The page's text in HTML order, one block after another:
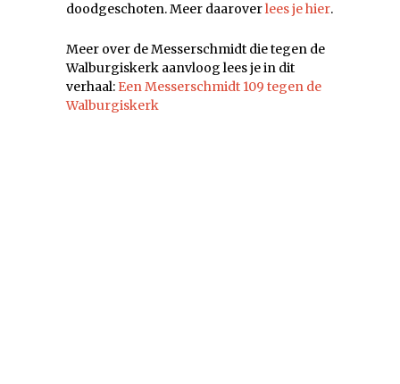
doodgeschoten. Meer daaroverlees je hier.
Meer over de Messerschmidt die tegen de
Walburgiskerk aanvloog lees je in dit
verhaal: Een Messerschmidt 109 tegen de
Walburgiskerk